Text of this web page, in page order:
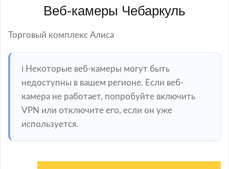
Веб-камеры Чебаркуль
Торговый комплекс Алиса
ℹ️ Некоторые веб-камеры могут быть
недоступны в вашем регионе. Если веб-
камера не работает, попробуйте включить
VPN или отключите его, если он уже
используется.